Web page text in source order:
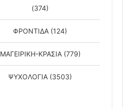
(374)
ΦΡΟΝΤΙΔΑ (124)
ΜΑΓΕΙΡΙΚΗ-ΚΡΑΣΙΑ (779)
ΨΥΧΟΛΟΓΙΑ (3503)